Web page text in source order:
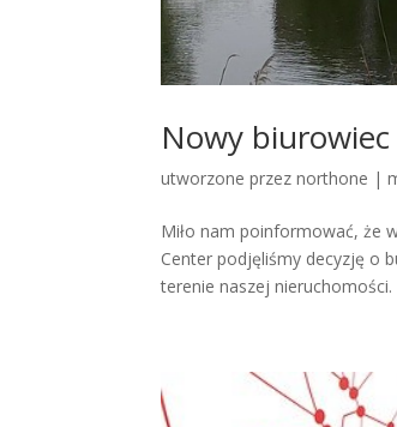
Nowy biurowiec
utworzone przeznorthone |
Miło nam poinformować, że
Center podjęliśmy decyzję o
terenie naszej